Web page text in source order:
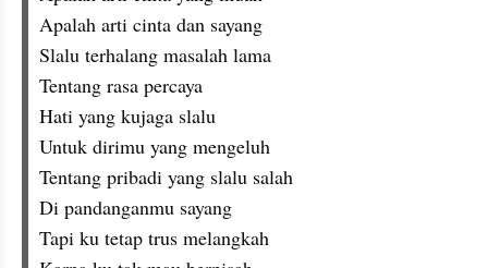
Apalah arti cinta dan sayang
Slalu terhalang masalah lama
Tentang rasa percaya
Hati yang kujaga slalu
Untuk dirimu yang mengeluh
Tentang pribadi yang slalu salah
Di pandanganmu sayang
Tapi ku tetap trus melangkah